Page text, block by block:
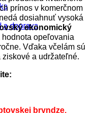
a doprava
prínos v komerčnom
dosiahnuť vysoká
ekonomický
opeľovania
Vďaka včelám sú
a udržateľné.
bryndze.